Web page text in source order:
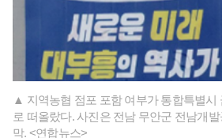
▲ 지역농협 점포 포함 여부가 통합특별시
로 떠올랐다. 사진은 전남 무안군 전남개
막. <연합뉴스>